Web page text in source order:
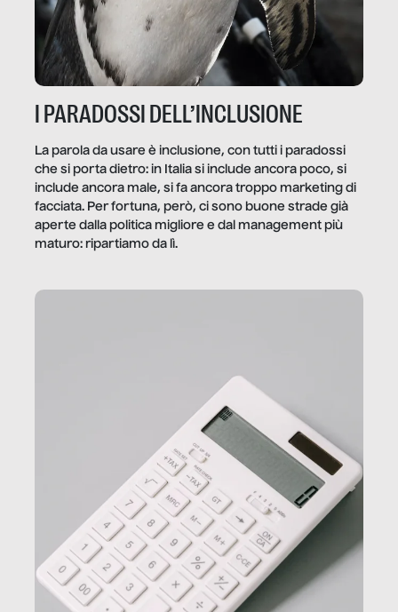
I PARADOSSI DELL’INCLUSIONE
La parola da usare è inclusione, con tutti i paradossi
che si porta dietro: in Italia si include ancora poco, si
include ancora male, si fa ancora troppo marketing di
facciata. Per fortuna, però, ci sono buone strade già
aperte dalla politica migliore e dal management più
maturo: ripartiamo da lì.